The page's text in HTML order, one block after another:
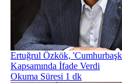
Ertuğrul Özkök,
Kapsamında İfade Verdi
Okuma Süresi 1 dk